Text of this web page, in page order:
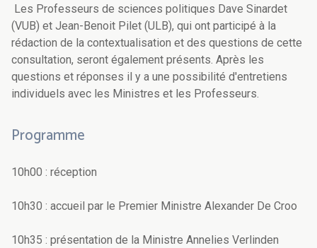
Les Professeurs de sciences politiques Dave Sinardet
(VUB) et Jean-Benoit Pilet (ULB), qui ont participé à la
rédaction de la contextualisation et des questions de cette
consultation, seront également présents. Après les
questions et réponses il y a une possibilité d'entretiens
individuels avec les Ministres et les Professeurs.
Programme
10h00 : réception
10h30 : accueil par le Premier Ministre Alexander De Croo
10h35 : présentation de la Ministre Annelies Verlinden